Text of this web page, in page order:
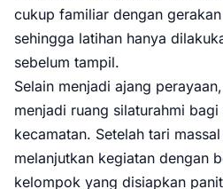
cukup familiar dengan
sehingga latihan hanya
sebelum tampil.
Selain menjadi ajang
menjadi ruang silaturahmi
kecamatan. Setelah tari
melanjutkan kegiatan dengan
kelompok yang disiapkan